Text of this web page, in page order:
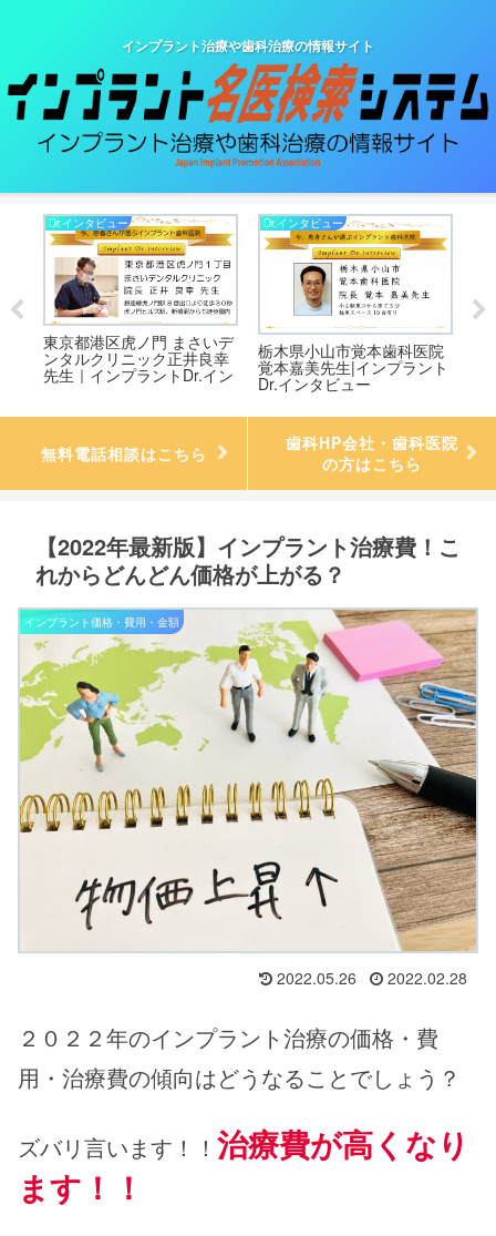
インプラント治療や歯科治療の情報サイト
Dr.インタビュー
東京都港区虎ノ門 まさいデ
ンタルクリニック正井良幸
先生｜インプラントDr.イン
Dr.インタビュー
栃木県小山市覚本歯科医院
覚本嘉美先生|インプラント
Dr.インタビュー
無料電話相談はこちら
歯科HP会社・歯科医院
の方はこちら
【2022年最新版】インプラント治療費！こ
れからどんどん価格が上がる？
インプラント価格・費用・金額
2022.05.26 2022.02.28
２０２２年のインプラント治療の価格・費
用・治療費の傾向はどうなることでしょう？
ズバリ言います！！ 治療費が高くなり
ます！！